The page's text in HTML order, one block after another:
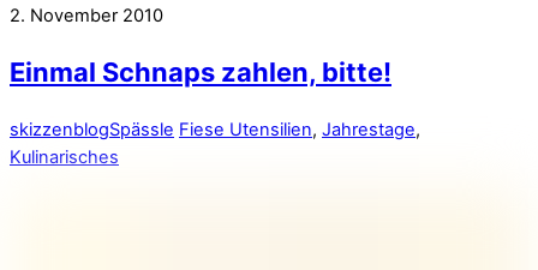
2. November 2010
Einmal Schnaps zahlen, bitte!
skizzenblogSpässle Fiese Utensilien, Jahrestage,
Kulinarisches